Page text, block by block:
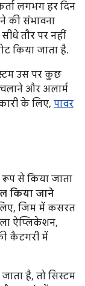
लगभग हर दिन
की संभावना
तौर पर नहीं
किया जाता है.
उस पर कुछ
और अलार्म
के लिए, पावर
से किया जाता
किया जाने
जिम में कसरत
ऐप्लिकेशन,
कैटगरी में
है, तो सिस्टम